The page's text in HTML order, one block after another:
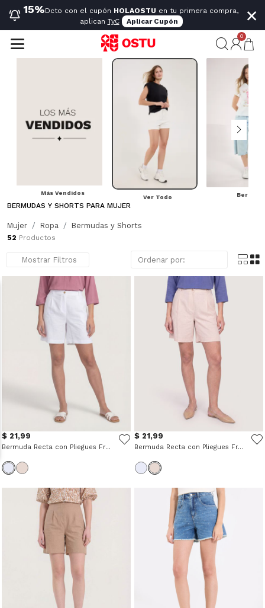
15%Dcto con el cupón HOLAOSTU en tu primera compra,
aplican TyC Aplicar Cupón ×
0
Más Vendidos
Ver Todo
BERMUDAS Y SHORTS PARA MUJER
Mujer Ropa Bermudas y Shorts
52 Productos
Mostrar Filtros
$ 21,99
Bermuda Recta con Pliegues Frontales
$ 21,99
Bermuda Recta con Pliegues Frontales